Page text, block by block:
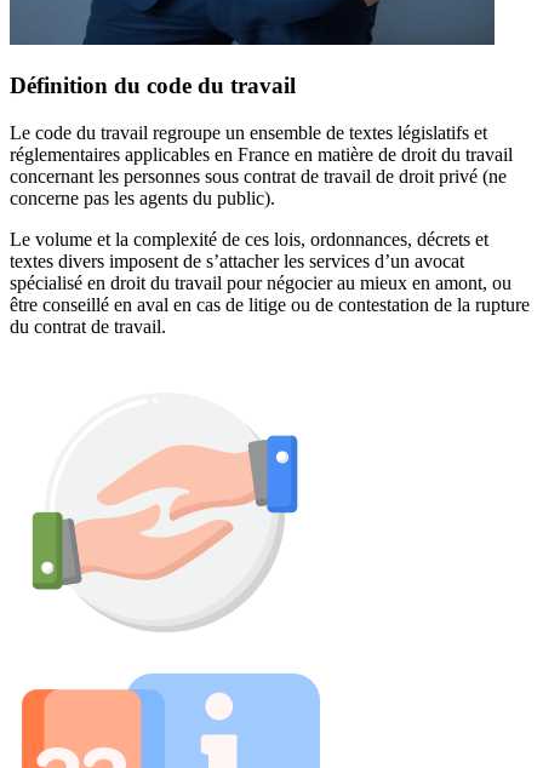
Définition du code du travail
Le code du travail regroupe un ensemble de textes législatifs et
réglementaires applicables en France en matière de droit du travail
concernant les personnes sous contrat de travail de droit privé (ne
concerne pas les agents du public).
Le volume et la complexité de ces lois, ordonnances, décrets et
textes divers imposent de s’attacher les services d’un avocat
spécialisé en droit du travail pour négocier au mieux en amont, ou
être conseillé en aval en cas de litige ou de contestation de la rupture
du contrat de travail.